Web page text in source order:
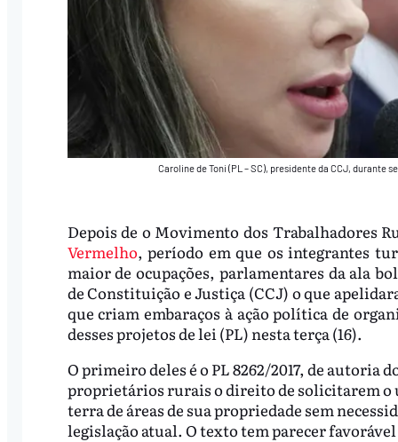
Caroline de Toni (PL – SC), presidente da CCJ, durante
Depois de o Movimento dos Trabalhadores
Vermelho, período em que os integrantes
maior de ocupações, parlamentares da ala
de Constituição e Justiça (CCJ) o que
que criam embaraços à ação política de
desses projetos de lei (PL) nesta terça (16).
O primeiro deles é o PL 8262/2017, de autoria
proprietários rurais o direito de solicitarem o
terra de áreas de sua propriedade sem
legislação atual. O texto tem parecer